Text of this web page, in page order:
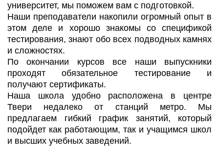
университет, мы поможем вам с подготовкой.
Наши преподаватели накопили огромный опыт в
этом деле и хорошо знакомы со спецификой
тестирования, знают обо всех подводных камнях
и сложностях.
По окончании курсов все наши выпускники
проходят обязательное тестирование и
получают сертификаты.
Наша школа удобно расположена в центре
Твери недалеко от станций метро. Мы
предлагаем гибкий график занятий, который
подойдет как работающим, так и учащимся школ
и высших учебных заведений.